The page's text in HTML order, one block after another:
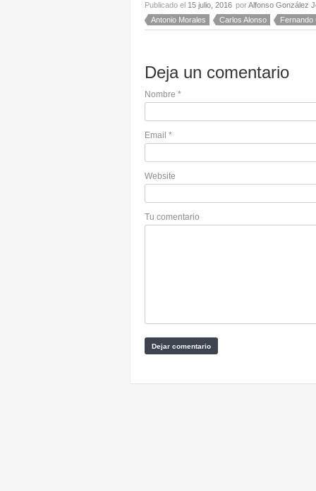
Publicado el 15 julio, 2016 porAlfonso González
Antonio Morales
Carlos Alonso Fernando
Deja un comentario
Nombre *
Email *
Website
Tu comentario